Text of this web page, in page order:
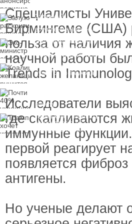
Залужный
вступление Украины в
НАТО и предлагает
другие варианты
Экс-министр обороны
и бывший секретарь
СНБО Умеров получил
новую "вкусную"
должность
Коалиция желающих
рушится из-за ухода
двух главных
работу
Трамп хочет изменить
законопроект об
"адских санкциях"
против России
Специалисты
Бирмингеме (США)
польза от наличия
научной работы
Trends in
Исследователи
где скапливаются
иммунные
первой реагирует
появляется
антигены.
Но ученые делают